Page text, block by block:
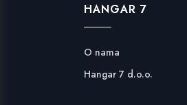
HANGAR 7
O nama
Hangar 7 d.o.o.